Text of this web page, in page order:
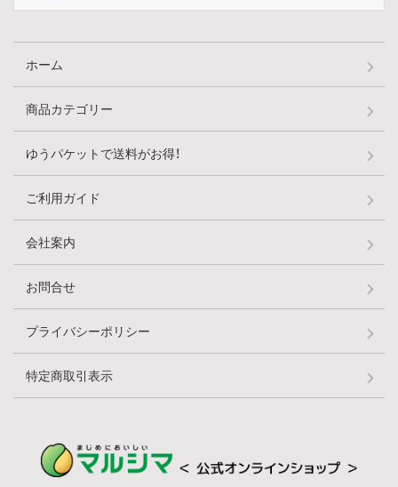
ホーム
商品カテゴリー
ゆうパケットで送料がお得！
ご利用ガイド
会社案内
お問合せ
プライバシーポリシー
特定商取引表示